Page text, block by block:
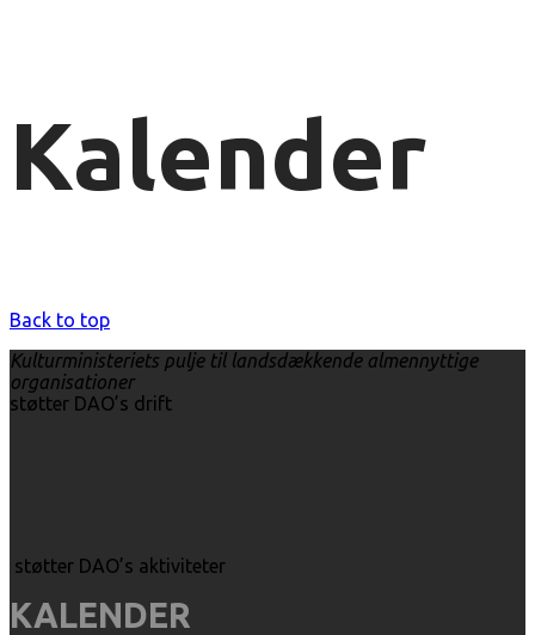
Kalender
Back to top
Kulturministeriets pulje til landsdækkende almennyttige
organisationer
støtter DAO’s drift
støtter DAO’s aktiviteter
KALENDER